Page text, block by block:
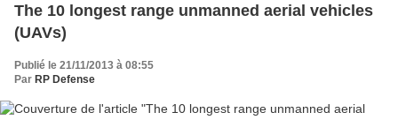
The 10 longest range unmanned aerial vehicles
(UAVs)
Publié le 21/11/2013 à 08:55
Par RP Defense